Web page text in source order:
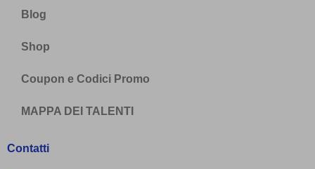
Blog
Shop
Coupon e Codici Promo
MAPPA DEI TALENTI
Contatti